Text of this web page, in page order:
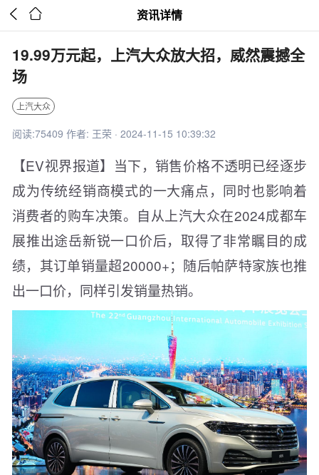
  资讯详情
19.99万元起，上汽大众放大招，威然震撼全
场
上汽大众
阅读:75409 作者: 王荣 · 2024-11-15 10:39:32
【EV视界报道】当下，销售价格不透明已经逐步
成为传统经销商模式的一大痛点，同时也影响着
消费者的购车决策。自从上汽大众在2024成都车
展推出途岳新锐一口价后，取得了非常瞩目的成
绩，其订单销量超20000+；随后帕萨特家族也推
出一口价，同样引发销量热销。